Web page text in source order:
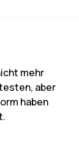
mehr
aber
haben